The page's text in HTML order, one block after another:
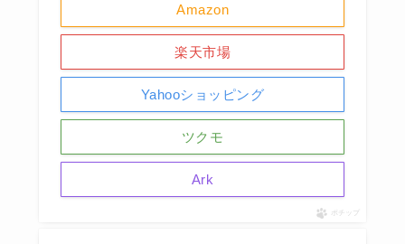
Amazon
楽天市場
Yahooショッピング
ツクモ
Ark
ポチップ